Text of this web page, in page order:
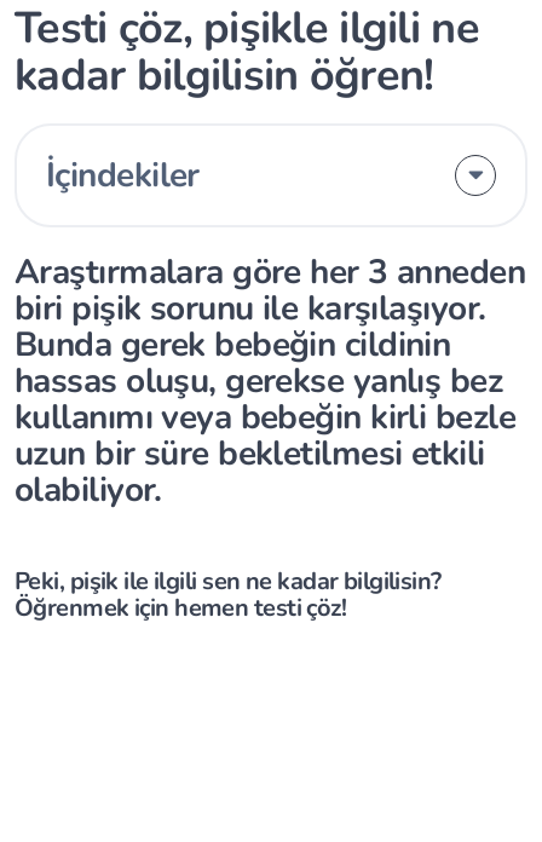
Testi çöz, pişikle ilgili ne
kadar bilgilisin öğren!
İçindekiler
Araştırmalara göre her 3 anneden
biri pişik sorunu ile karşılaşıyor.
Bunda gerek bebeğin cildinin
hassas oluşu, gerekse yanlış bez
kullanımı veya bebeğin kirli bezle
uzun bir süre bekletilmesi etkili
olabiliyor.
Peki, pişik ile ilgili sen ne kadar bilgilisin?
Öğrenmek için hemen testi çöz!